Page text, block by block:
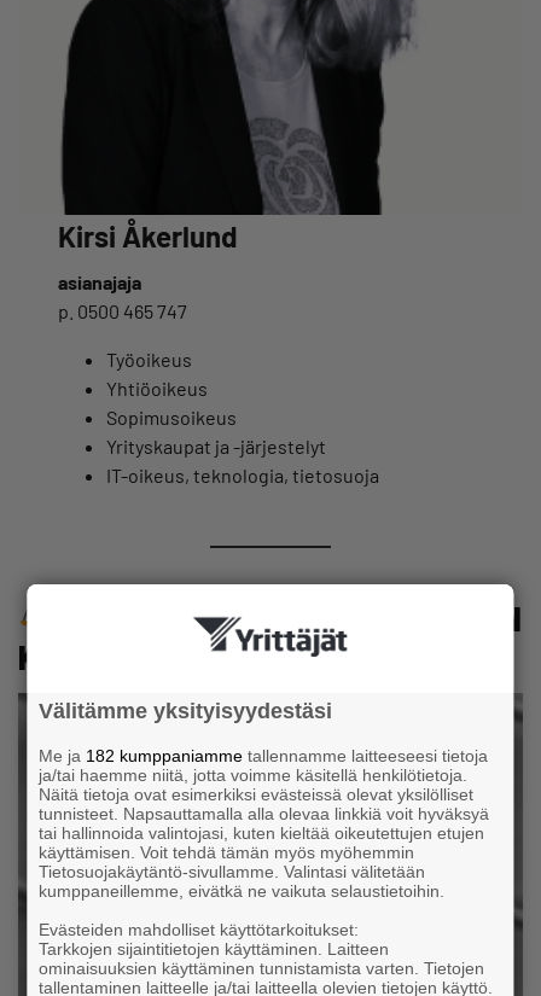
Kirsi Åkerlund
asianajaja
p. 0500 465 747
Työoikeus
Yhtiöoikeus
Sopimusoikeus
Yrityskaupat ja -järjestelyt
IT-oikeus, teknologia, tietosuoja
ASIANAJOTOIMISTO MATTI VALTONEN
KY
Välitämme yksityisyydestäsi
Me ja 182 kumppaniamme tallennamme laitteeseesi tietoja
ja/tai haemme niitä, jotta voimme käsitellä henkilötietoja.
Näitä tietoja ovat esimerkiksi evästeissä olevat yksilölliset
tunnisteet. Napsauttamalla alla olevaa linkkiä voit hyväksyä
tai hallinnoida valintojasi, kuten kieltää oikeutettujen etujen
käyttämisen. Voit tehdä tämän myös myöhemmin
Tietosuojakäytäntö-sivullamme. Valintasi välitetään
kumppaneillemme, eivätkä ne vaikuta selaustietoihin.
Evästeiden mahdolliset käyttötarkoitukset:
Tarkkojen sijaintitietojen käyttäminen. Laitteen
ominaisuuksien käyttäminen tunnistamista varten. Tietojen
tallentaminen laitteelle ja/tai laitteella olevien tietojen käyttö.